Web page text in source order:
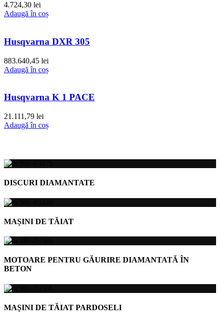
4.724,30 lei
Adaugă în coș
Husqvarna DXR 305
883.640,45 lei
Adaugă în coș
Husqvarna K 1 PACE
21.111,79 lei
Adaugă în coș
DISCURI DIAMANTATE
MAȘINI DE TĂIAT
MOTOARE PENTRU GĂURIRE DIAMANTATĂ ÎN
BETON
MAȘINI DE TĂIAT PARDOSELI